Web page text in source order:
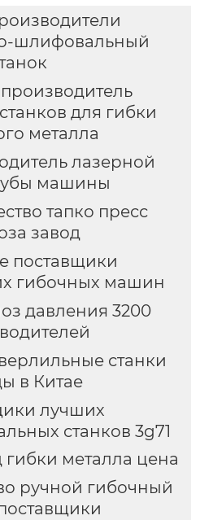
шлифовальный
для гибки
металла
лазерной
машины
тапко пресс
завод
поставщики
гибочных машин
давления 3200
станки
в Китае
лучших
станков 3g71
гибки металла цена
ручной гибочный